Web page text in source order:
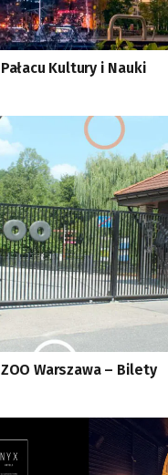
Kultury i Nauki
Warszawa – Bilety